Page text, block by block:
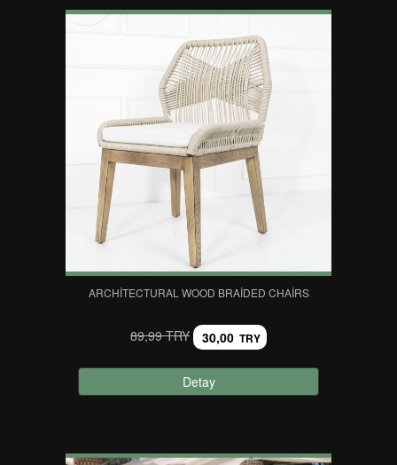
ARCHITECTURAL WOOD BRAIDED CHAIRS
89,99 TRY 30,00 TRY
Detay